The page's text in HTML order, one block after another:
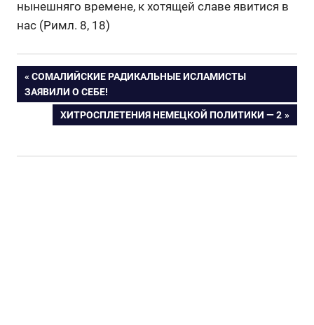
нынешняго времене, к хотящей славе явитися в
нас (Римл. 8, 18)
Навигация
ПРЕДЫДУЩАЯ
ЗАПИСЬ:
СОМАЛИЙСКИЕ РАДИКАЛЬНЫЕ ИСЛАМИСТЫ
ЗАЯВИЛИ О СЕБЕ!
СЛЕДУЮЩАЯ
ХИТРОСПЛЕТЕНИЯ НЕМЕЦКОЙ ПОЛИТИКИ — 2